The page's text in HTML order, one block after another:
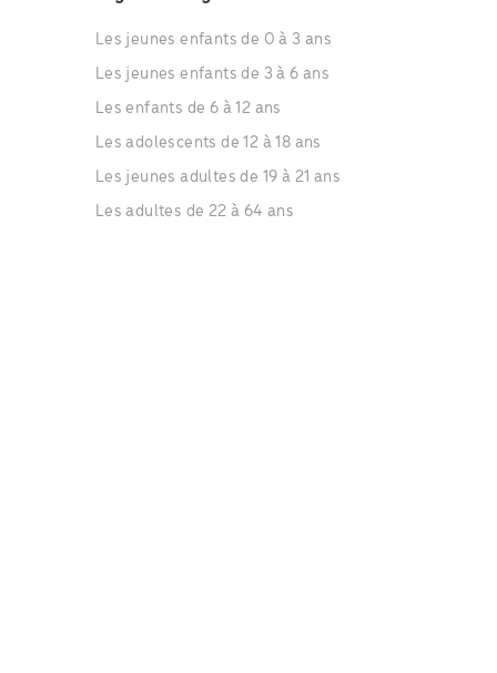
Les jeunes enfants de 0 à 3 ans
Les jeunes enfants de 3 à 6 ans
Les enfants de 6 à 12 ans
Les adolescents de 12 à 18 ans
Les jeunes adultes de 19 à 21 ans
Les adultes de 22 à 64 ans